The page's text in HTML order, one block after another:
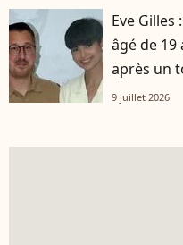
Eve
âgé de 19
après un
9 juillet 2026